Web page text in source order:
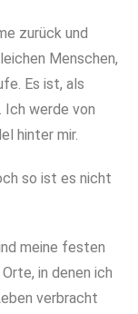
zurück und
Menschen,
Es ist, als
Ich werde von
hinter mir.
so ist es nicht
meine festen
in denen ich
verbracht